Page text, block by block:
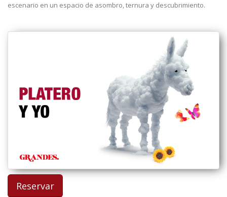
escenario en un espacio de asombro, ternura y descubrimiento.
Reservar